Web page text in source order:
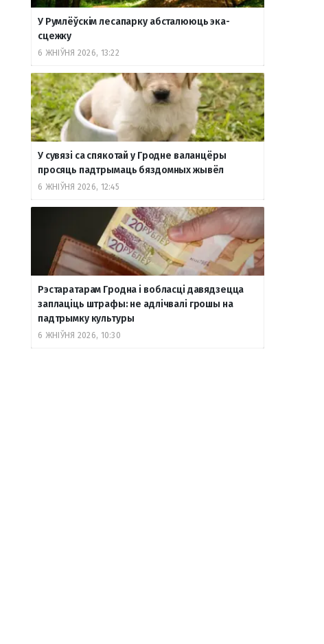
У Румлёўскім лесапарку абсталююць эка-
сцежку
6 ЖНІЎНЯ 2026, 13:22
У сувязі са спякотай у Гродне валанцёры
просяць падтрымаць бяздомных жывёл
6 ЖНІЎНЯ 2026, 12:45
Рэстаратарам Гродна і вобласці давядзецца
заплаціць штрафы: не адлічвалі грошы на
падтрымку культуры
6 ЖНІЎНЯ 2026, 10:30